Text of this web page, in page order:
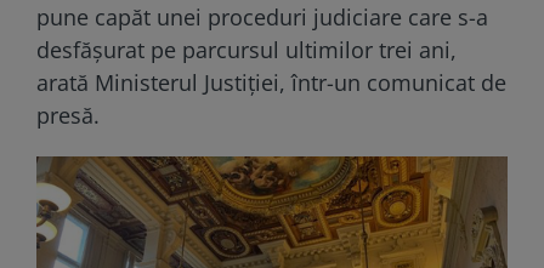
pune capăt unei proceduri judiciare care s-a
desfășurat pe parcursul ultimilor trei ani,
arată Ministerul Justiției, într-un comunicat de
presă.